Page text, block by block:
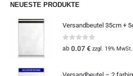
NEUESTE PRODUKTE
Versandbeutel 35cm +
0out of 5
ab 0.07€ zzgl. 19% MwSt.